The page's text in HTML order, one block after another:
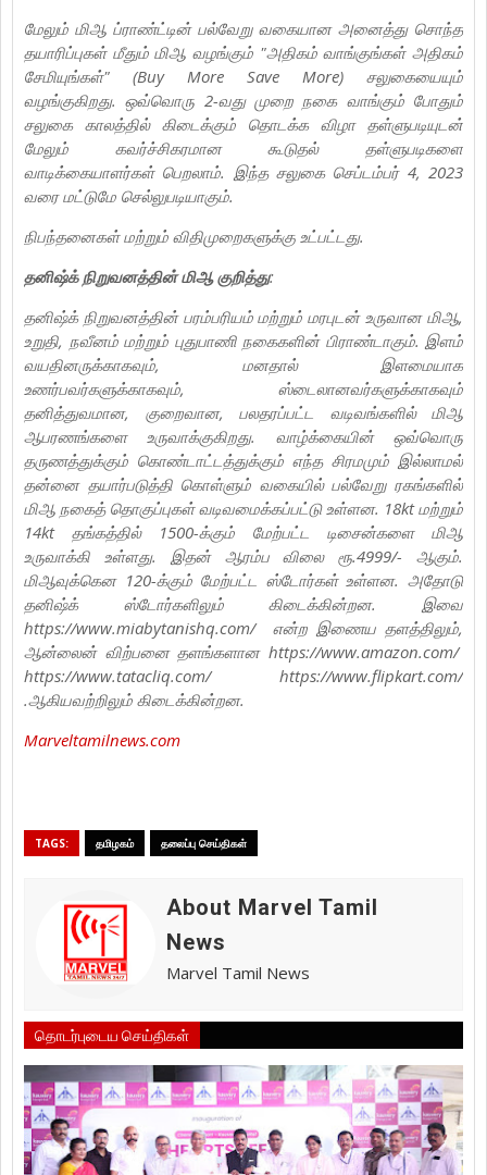
மேலும் மிஆ ப்ராண்ட்டின் பல்வேறு வகையான அனைத்து சொந்த
தயாரிப்புகள் மீதும் மிஆ வழங்கும் "அதிகம் வாங்குங்கள் அதிகம்
சேமியுங்கள்" (Buy More Save More) சலுகையையும்
வழங்குகிறது. ஒவ்வொரு 2-வது முறை நகை வாங்கும் போதும்
சலுகை காலத்தில் கிடைக்கும் தொடக்க விழா தள்ளுபடியுடன்
மேலும் கவர்ச்சிகரமான கூடுதல் தள்ளுபடிகளை
வாடிக்கையாளர்கள் பெறலாம். இந்த சலுகை செப்டம்பர் 4, 2023
வரை மட்டுமே செல்லுபடியாகும்.
நிபந்தனைகள் மற்றும் விதிமுறைகளுக்கு உட்பட்டது.
தனிஷ்க் நிறுவனத்தின் மிஆ குறித்து:
தனிஷ்க் நிறுவனத்தின் பரம்பரியம் மற்றும் மரபுடன் உருவான மிஆ,
உறுதி, நவீனம் மற்றும் புதுபாணி நகைகளின் பிராண்டாகும். இளம்
வயதினருக்காகவும், மனதால் இளமையாக
உணர்பவர்களுக்காகவும், ஸ்டைலானவர்களுக்காகவும்
தனித்துவமான, குறைவான, பலதரப்பட்ட வடிவங்களில் மிஆ
ஆபரணங்களை உருவாக்குகிறது. வாழ்க்கையின் ஒவ்வொரு
தருணத்துக்கும் கொண்டாட்டத்துக்கும் எந்த சிரமமும் இல்லாமல்
தன்னை தயார்படுத்தி கொள்ளும் வகையில் பல்வேறு ரகங்களில்
மிஆ நகைத் தொகுப்புகள் வடிவமைக்கப்பட்டு உள்ளன. 18kt மற்றும்
14kt தங்கத்தில் 1500-க்கும் மேற்பட்ட டிசைன்களை மிஆ
உருவாக்கி உள்ளது. இதன் ஆரம்ப விலை ரூ.4999/- ஆகும்.
மிஆவுக்கென 120-க்கும் மேற்பட்ட ஸ்டோர்கள் உள்ளன. அதோடு
தனிஷ்க் ஸ்டோர்களிலும் கிடைக்கின்றன. இவை
https://www.miabytanishq.com/ என்ற இணைய தளத்திலும்,
ஆன்லைன் விற்பனை தளங்களான https://www.amazon.com/
https://www.tatacliq.com/ https://www.flipkart.com/
.ஆகியவற்றிலும் கிடைக்கின்றன.
Marveltamilnews.com
TAGS: தமிழகம் தலைப்பு செய்திகள்
About Marvel Tamil
News
Marvel Tamil News
தொடர்புடைய செய்திகள்